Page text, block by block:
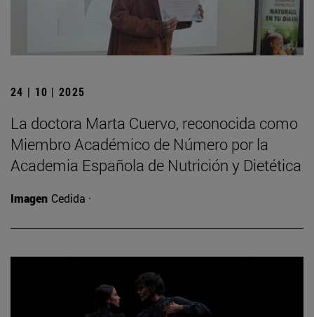
24 | 10 | 2025
La doctora Marta Cuervo, reconocida como
Miembro Académico de Número por la
Academia Española de Nutrición y Dietética
Imagen Cedida ·